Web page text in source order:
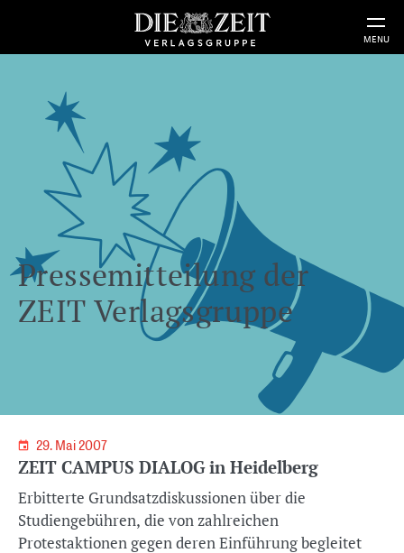
MENU
Pressemitteilung der
ZEIT Verlagsgruppe
29. Mai 2007
ZEIT CAMPUS DIALOG in Heidelberg
Erbitterte Grundsatzdiskussionen über die
Studiengebühren, die von zahlreichen
Protestaktionen gegen deren Einführung begleitet